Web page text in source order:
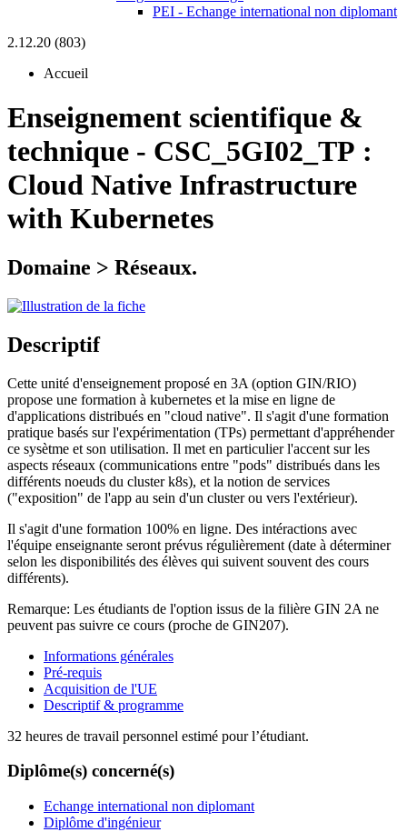
PEI - Echange international non diplomant
2.12.20 (803)
Accueil
Enseignement scientifique &
technique - CSC_5GI02_TP :
Cloud Native Infrastructure
with Kubernetes
Domaine > Réseaux.
Descriptif
Cette unité d'enseignement proposé en 3A (option GIN/RIO)
propose une formation à kubernetes et la mise en ligne de
d'applications distribués en "cloud native". Il s'agit d'une formation
pratique basés sur l'expérimentation (TPs) permettant d'appréhender
ce sysètme et son utilisation. Il met en particulier l'accent sur les
aspects réseaux (communications entre "pods" distribués dans les
différents noeuds du cluster k8s), et la notion de services
("exposition" de l'app au sein d'un cluster ou vers l'extérieur).
Il s'agit d'une formation 100% en ligne. Des intéractions avec
l'équipe enseignante seront prévus régulièrement (date à déterminer
selon les disponibilités des élèves qui suivent souvent des cours
différents).
Remarque: Les étudiants de l'option issus de la filière GIN 2A ne
peuvent pas suivre ce cours (proche de GIN207).
Informations générales
Pré-requis
Acquisition de l'UE
Descriptif & programme
32 heures de travail personnel estimé pour l’étudiant.
Diplôme(s) concerné(s)
Echange international non diplomant
Diplôme d'ingénieur